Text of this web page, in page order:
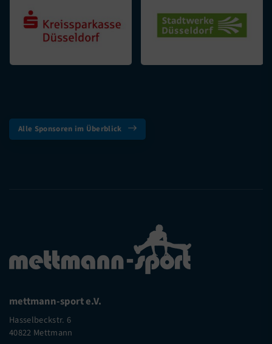
Alle Sponsoren im Überblick
mettmann-sport e.V.
Hasselbeckstr. 6
40822 Mettmann